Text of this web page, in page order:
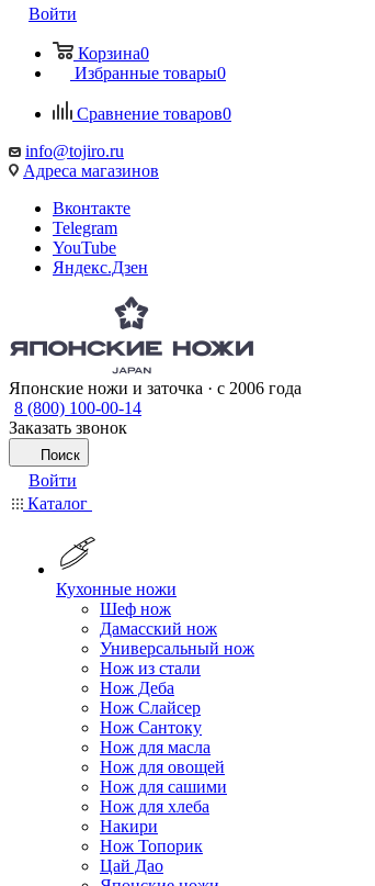
Войти
Корзина0
Избранные товары0
Сравнение товаров0
info@tojiro.ru
Адреса магазинов
Вконтакте
Telegram
YouTube
Яндекс.Дзен
Японские ножи и заточка · с 2006 года
8 (800) 100-00-14
Заказать звонок
Поиск
Войти
Каталог
Кухонные ножи
Шеф нож
Дамасский нож
Универсальный нож
Нож из стали
Нож Деба
Нож Слайсер
Нож Сантоку
Нож для масла
Нож для овощей
Нож для сашими
Нож для хлеба
Накири
Нож Топорик
Цай Дао